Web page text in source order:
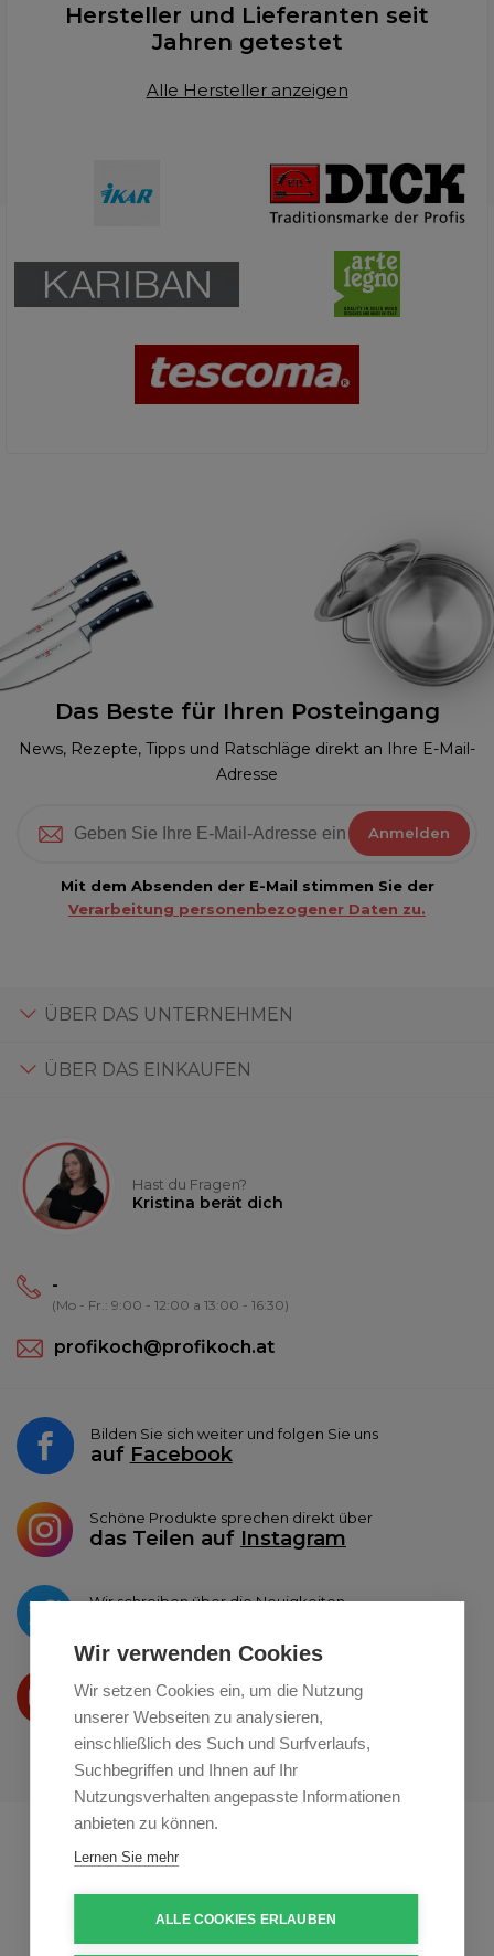
Wir verwenden Cookies
Wir setzen Cookies ein, um die Nutzung
unserer Webseiten zu analysieren,
einschließlich des Such und Surfverlaufs,
Suchbegriffen und Ihnen auf Ihr
Nutzungsverhalten angepasste Informationen
anbieten zu können.
Lernen Sie mehr
ALLE COOKIES ERLAUBEN
Hersteller und Lieferanten seit
Jahren getestet
Alle Hersteller anzeigen
Das Beste für Ihren Posteingang
News, Rezepte, Tipps und Ratschläge direkt an Ihre E-Mail-
Adresse
Anmelden
Mit dem Absenden der E-Mail stimmen Sie der
Verarbeitung personenbezogener Daten zu.
ÜBER DAS UNTERNEHMEN
ÜBER DAS EINKAUFEN
Hast du Fragen?
Kristina berät dich
-
(Mo - Fr.: 9:00 - 12:00 a 13:00 - 16:30)
profikoch@profikoch.at
Bilden Sie sich weiter und folgen Sie uns
auf Facebook
Schöne Produkte sprechen direkt über
das Teilen auf Instagram
Wir schreiben über die Neuigkeiten
Wir präsentieren Ihre produkte
Youtube
Profikuchar.sk